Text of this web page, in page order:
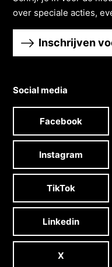
over speciale acties,
Inschrijven
Social media
Facebook
Instagram
TikTok
Linkedin
X